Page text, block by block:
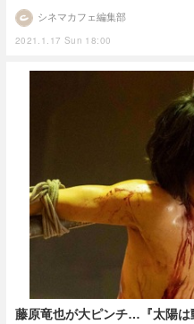
2021.1.17 Sun 18:00
シネマカフェ編集部
藤原竜也が大ピンチ…『太陽は